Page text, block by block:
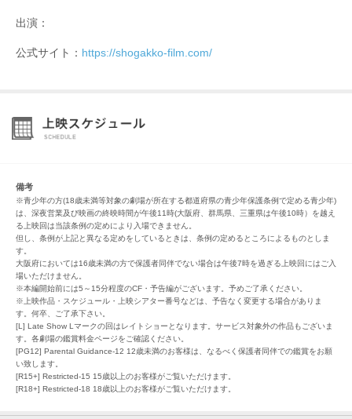
出演：
公式サイト： https://shogakko-film.com/
備考
※青少年の方(18歳未満等対象の劇場が所在する都道府県の青少年保護条例で定める青少年)
は、深夜営業及び映画の終映時間が午後11時(大阪府、群馬県、三重県は午後10時）を越え
る上映回は当該条例の定めにより入場できません。
但し、条例が上記と異なる定めをしているときは、条例の定めるところによるものとしま
す。
大阪府においては16歳未満の方で保護者同伴でない場合は午後7時を過ぎる上映回にはご入
場いただけません。
※本編開始前には5～15分程度のCF・予告編がございます。予めご了承ください。
※上映作品・スケジュール・上映シアター番号などは、予告なく変更する場合がありま
す。何卒、ご了承下さい。
[L] Late Show Lマークの回はレイトショーとなります。サービス対象外の作品もございま
す。各劇場の鑑賞料金ページをご確認ください。
[PG12] Parental Guidance-12 12歳未満のお客様は、なるべく保護者同伴での鑑賞をお願
い致します。
[R15+] Restricted-15 15歳以上のお客様がご覧いただけます。
[R18+] Restricted-18 18歳以上のお客様がご覧いただけます。